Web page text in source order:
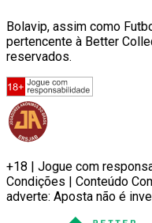
Bolavip, assim como
pertencente à Better
reservados.
+18 | Jogue com
Condições | Conteúdo
adverte: Aposta não é